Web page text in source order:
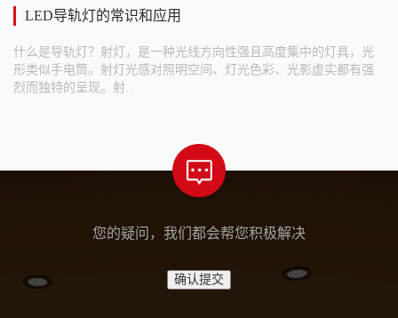
LED导轨灯的常识和应用
什么是导轨灯？射灯，是一种光线方向性强且高度集中的灯具，光
形类似手电筒。射灯光感对照明空间、灯光色彩、光影虚实都有强
烈而独特的呈现。射..
您的疑问，我们都会帮您积极解决